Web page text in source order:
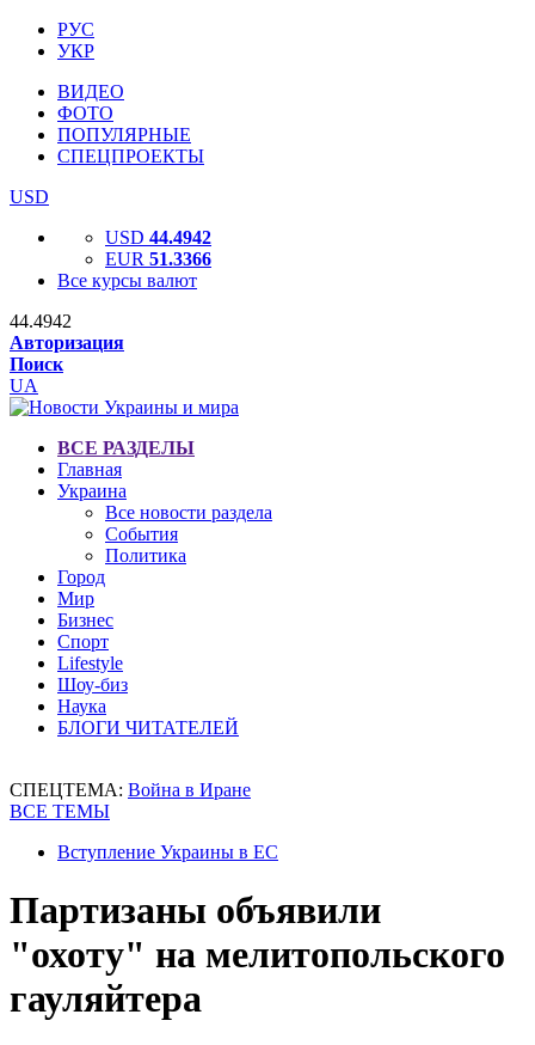
РУС
УКР
ВИДЕО
ФОТО
ПОПУЛЯРНЫЕ
СПЕЦПРОЕКТЫ
USD
USD 44.4942
EUR 51.3366
Все курсы валют
44.4942
Авторизация
Поиск
UA
ВСЕ РАЗДЕЛЫ
Главная
Украина
Все новости раздела
События
Политика
Город
Мир
Бизнес
Спорт
Lifestyle
Шоу-биз
Наука
БЛОГИ ЧИТАТЕЛЕЙ
СПЕЦТЕМА: Война в Иране
ВСЕ ТЕМЫ
Вступление Украины в ЕС
Партизаны объявили
"охоту" на мелитопольского
гауляйтера